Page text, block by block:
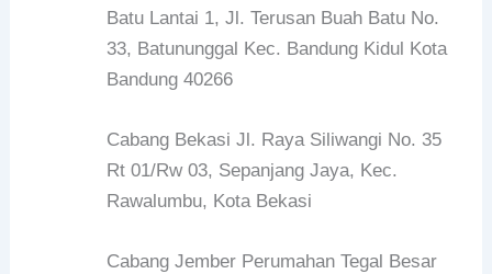
Batu Lantai 1, Jl. Terusan Buah Batu No.
33, Batununggal Kec. Bandung Kidul Kota
Bandung 40266
Cabang Bekasi Jl. Raya Siliwangi No. 35
Rt 01/Rw 03, Sepanjang Jaya, Kec.
Rawalumbu, Kota Bekasi
Cabang Jember Perumahan Tegal Besar